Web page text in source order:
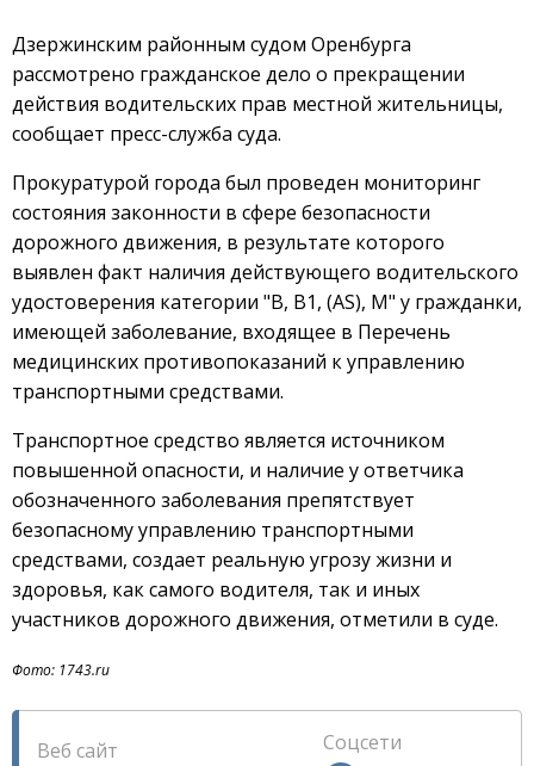
Дзержинским районным судом Оренбурга
рассмотрено гражданское дело о прекращении
действия водительских прав местной жительницы,
сообщает пресс-служба суда.
Прокуратурой города был проведен мониторинг
состояния законности в сфере безопасности
дорожного движения, в результате которого
выявлен факт наличия действующего водительского
удостоверения категории "В, В1, (AS), М" у гражданки,
имеющей заболевание, входящее в Перечень
медицинских противопоказаний к управлению
транспортными средствами.
Транспортное средство является источником
повышенной опасности, и наличие у ответчика
обозначенного заболевания препятствует
безопасному управлению транспортными
средствами, создает реальную угрозу жизни и
здоровья, как самого водителя, так и иных
участников дорожного движения, отметили в суде.
Фото: 1743.ru
Веб сайт
Соцсети